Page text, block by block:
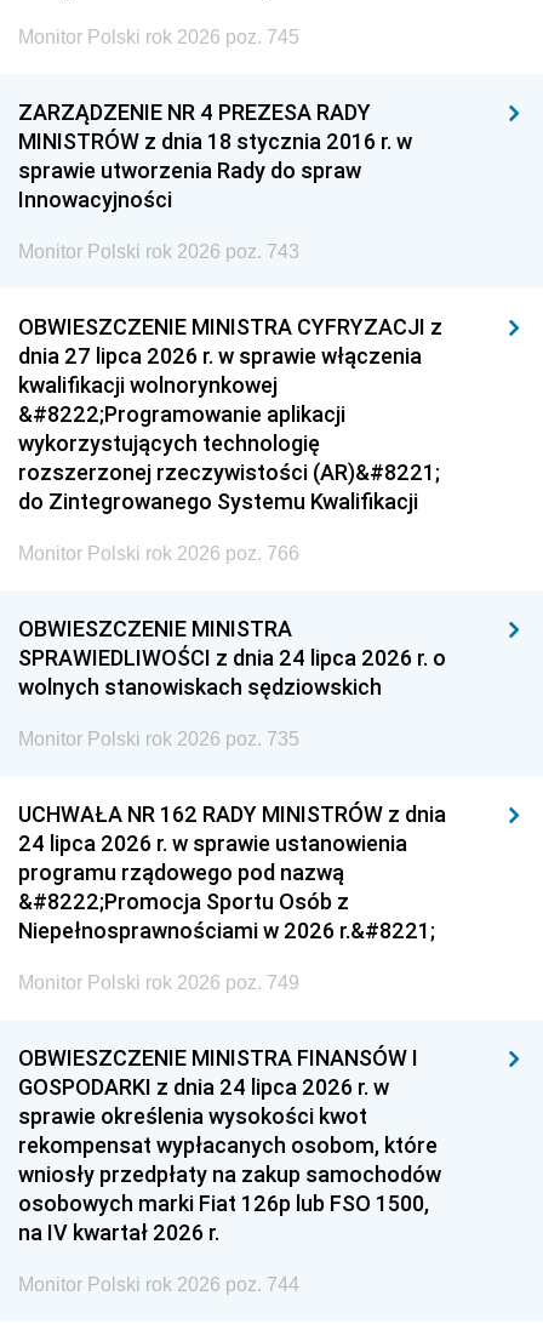
Monitor Polski rok 2026 poz. 745
ZARZĄDZENIE NR 4 PREZESA RADY
MINISTRÓW z dnia 18 stycznia 2016 r. w
sprawie utworzenia Rady do spraw
Innowacyjności
Monitor Polski rok 2026 poz. 743
OBWIESZCZENIE MINISTRA CYFRYZACJI z
dnia 27 lipca 2026 r. w sprawie włączenia
kwalifikacji wolnorynkowej
&#8222;Programowanie aplikacji
wykorzystujących technologię
rozszerzonej rzeczywistości (AR)&#8221;
do Zintegrowanego Systemu Kwalifikacji
Monitor Polski rok 2026 poz. 766
OBWIESZCZENIE MINISTRA
SPRAWIEDLIWOŚCI z dnia 24 lipca 2026 r. o
wolnych stanowiskach sędziowskich
Monitor Polski rok 2026 poz. 735
UCHWAŁA NR 162 RADY MINISTRÓW z dnia
24 lipca 2026 r. w sprawie ustanowienia
programu rządowego pod nazwą
&#8222;Promocja Sportu Osób z
Niepełnosprawnościami w 2026 r.&#8221;
Monitor Polski rok 2026 poz. 749
OBWIESZCZENIE MINISTRA FINANSÓW I
GOSPODARKI z dnia 24 lipca 2026 r. w
sprawie określenia wysokości kwot
rekompensat wypłacanych osobom, które
wniosły przedpłaty na zakup samochodów
osobowych marki Fiat 126p lub FSO 1500,
na IV kwartał 2026 r.
Monitor Polski rok 2026 poz. 744